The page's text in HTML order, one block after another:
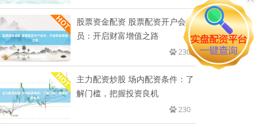
股票资金配资 股票配资开户会
员：开启财富增值之路
230
主力配资炒股 场内配资条件：了
解门槛，把握投资良机
230